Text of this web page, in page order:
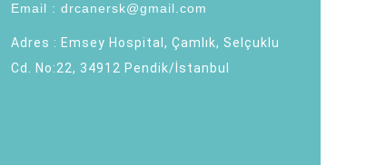
Email : drcanersk@gmail.com
Adres : Emsey Hospital, Çamlık, Selçuklu
Cd. No:22, 34912 Pendik/İstanbul